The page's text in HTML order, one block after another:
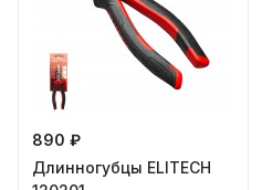
890 ₽
Длинногубцы ELITECH